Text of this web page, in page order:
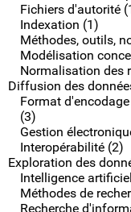
Fichiers d'autorité
Indexation (1)
Méthodes, outils,
Modélisation
Normalisation des
Diffusion des
Format
(3)
Gestion
Interopérabilité (2)
Exploration des
Intelligence
Méthodes de
Recherche